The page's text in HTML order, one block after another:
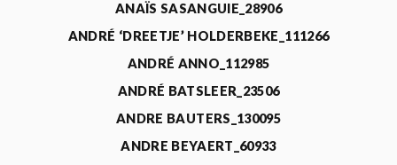
ANAÏS SASANGUIE_28906
ANDRÉ ‘DREETJE’ HOLDERBEKE_111266
ANDRÉ ANNO_112985
ANDRÉ BATSLEER_23506
ANDRE BAUTERS_130095
ANDRE BEYAERT_60933